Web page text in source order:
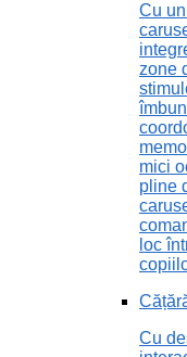
Cu
zone
mici
pline
loc
Cu